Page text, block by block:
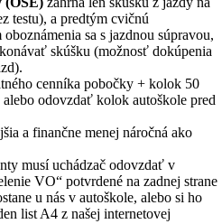
testu), a predtým cvičnú
sa s jazdnou súpravou,
skúšku (možnosť dokúpenia
cenníka pobočky + kolok 50
odovzdať kolok autoškole pred
a finančne menej náročná ako
musí uchádzač odovzdať v
VO“ potvrdené na zadnej strane
u nás v autoškole, alebo si ho
list A4 z našej internetovej